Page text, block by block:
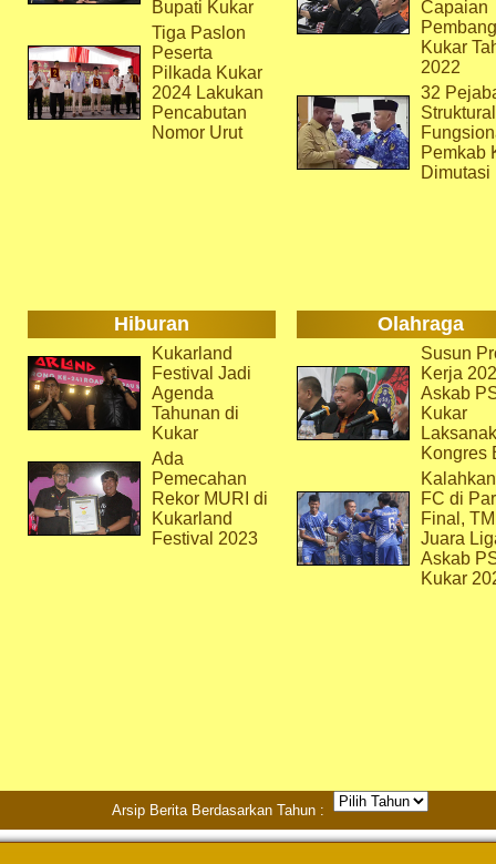
Bupati Kukar
Tiga Paslon
Peserta
Pilkada Kukar
2024 Lakukan
Pencabutan
Nomor Urut
Capaian
Kukar
2022
32
Pemkab
Dimutasi
Hiburan Olahraga
Kukarland
Festival Jadi
Agenda
Tahunan di
Kukar
Ada
Pemecahan
Rekor MURI di
Kukarland
Festival 2023
Susun
Kerja
Askab
Kukar
Kongres
FC di
Final,
Juara
Askab
Kukar
Arsip Berita Berdasarkan Tahun :